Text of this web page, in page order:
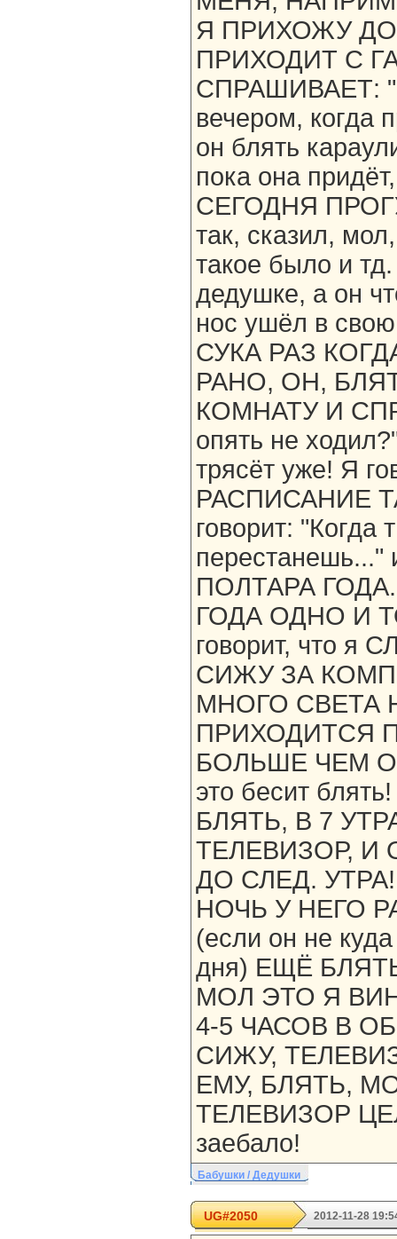
Я ПРИХОЖУ
ПРИХОДИТ С
СПРАШИВАЕТ:
вечером, когда
он блять
пока она
СЕГОДНЯ
так, сказил,
такое было и
дедушке, а он
нос ушёл в
СУКА РАЗ
РАНО, ОН,
КОМНАТУ И
опять не
трясёт уже! Я
РАСПИСАНИЕ
говорит: "Когда
ПОЛТАРА
ГОДА ОДНО И
говорит, что
СИЖУ ЗА
МНОГО СВЕТА
ПРИХОДИТСЯ
БОЛЬШЕ ЧЕМ
это бесит
БЛЯТЬ, В 7
ТЕЛЕВИЗОР, И
ДО СЛЕД.
НОЧЬ У НЕГО
(если он не
дня) ЕЩЁ
МОЛ ЭТО Я
4-5 ЧАСОВ В
СИЖУ,
ЕМУ, БЛЯТЬ,
ТЕЛЕВИЗОР
заебало!
Бабушки / Дедушки
UG#2050 2012-11-28